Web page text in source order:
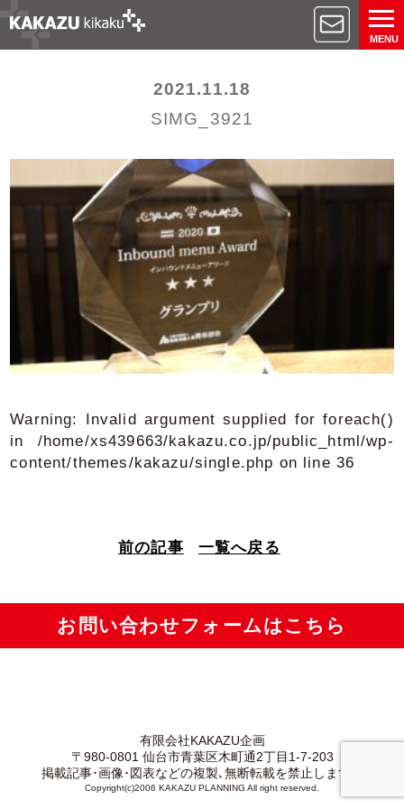
MENU
2021.11.18
SIMG_3921
Warning: Invalid argument supplied for foreach()
in /home/xs439663/kakazu.co.jp/public_html/wp-
content/themes/kakazu/single.php on line 36
前の記事 一覧へ戻る
お問い合わせフォームはこちら
有限会社KAKAZU企画
〒980-0801 仙台市青葉区木町通2丁目1-7-203
掲載記事･画像･図表などの複製､無断転載を禁止します。
Copyright(c)2006 KAKAZU PLANNING All right reserved.